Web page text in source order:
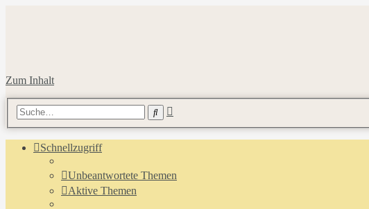
Zum Inhalt
Suche
Schnellzugriff
Unbeantwortete Themen
Aktive Themen